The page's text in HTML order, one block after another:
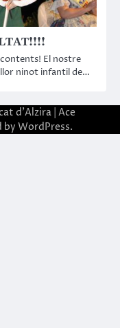
El nostre
ninot infantil de…
d'Alzira| Ace
by WordPress.